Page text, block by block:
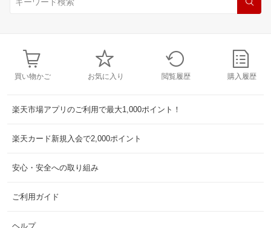
買い物かご お気に入り 閲覧履歴 購入履歴
楽天市場アプリのご利用で最大1,000ポイント！
楽天カード新規入会で2,000ポイント
安心・安全への取り組み
ご利用ガイド
ヘルプ